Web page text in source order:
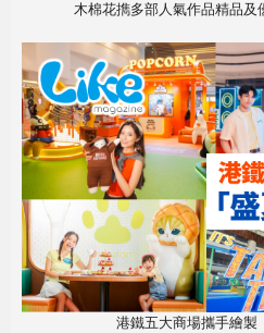
木棉花擕多部人氣作品精品及
港鐵五大商場攜手繪製